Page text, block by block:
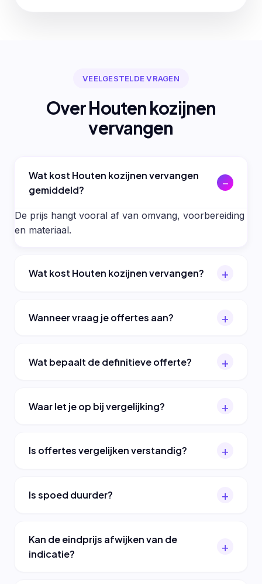
VEELGESTELDE VRAGEN
Over Houten kozijnen
vervangen
Wat kost Houten kozijnen vervangen
gemiddeld?
De prijs hangt vooral af van omvang, voorbereiding
en materiaal.
Wat kost Houten kozijnen vervangen?
Wanneer vraag je offertes aan?
Wat bepaalt de definitieve offerte?
Waar let je op bij vergelijking?
Is offertes vergelijken verstandig?
Is spoed duurder?
Kan de eindprijs afwijken van de
indicatie?